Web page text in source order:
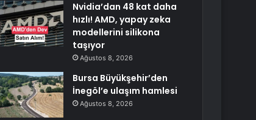
Nvidia’dan 48 kat daha
hızlı! AMD, yapay zeka
modellerini silikona
taşıyor
Ağustos 8, 2026
Bursa Büyükşehir’den
İnegöl’e ulaşım hamlesi
Ağustos 8, 2026